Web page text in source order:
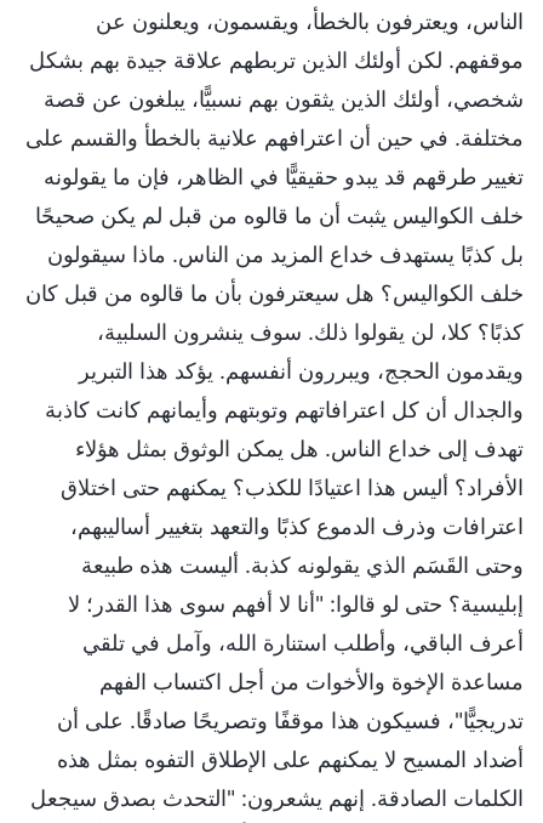
الناس، ويعترفون بالخطأ، ويقسمون، ويعلنون عن
موقفهم. لكن أولئك الذين تربطهم علاقة جيدة بهم بشكل
شخصي، أولئك الذين يثقون بهم نسبيًّا، يبلغون عن قصة
مختلفة. في حين أن اعترافهم علانية بالخطأ والقسم على
تغيير طرقهم قد يبدو حقيقيًّا في الظاهر، فإن ما يقولونه
خلف الكواليس يثبت أن ما قالوه من قبل لم يكن صحيحًا
بل كذبًا يستهدف خداع المزيد من الناس. ماذا سيقولون
خلف الكواليس؟ هل سيعترفون بأن ما قالوه من قبل كان
كذبًا؟ كلا، لن يقولوا ذلك. سوف ينشرون السلبية،
ويقدمون الحجج، ويبررون أنفسهم. يؤكد هذا التبرير
والجدال أن كل اعترافاتهم وتوبتهم وأيمانهم كانت كاذبة
تهدف إلى خداع الناس. هل يمكن الوثوق بمثل هؤلاء
الأفراد؟ أليس هذا اعتيادًا للكذب؟ يمكنهم حتى اختلاق
اعترافات وذرف الدموع كذبًا والتعهد بتغيير أساليبهم،
وحتى القَسَم الذي يقولونه كذبة. أليست هذه طبيعة
إبليسية؟ حتى لو قالوا: "أنا لا أفهم سوى هذا القدر؛ لا
أعرف الباقي، وأطلب استنارة الله، وآمل في تلقي
مساعدة الإخوة والأخوات من أجل اكتساب الفهم
تدريجيًّا"، فسيكون هذا موقفًا وتصريحًا صادقًا. على أن
أضداد المسيح لا يمكنهم على الإطلاق التفوه بمثل هذه
الكلمات الصادقة. إنهم يشعرون: "التحدث بصدق سيجعل